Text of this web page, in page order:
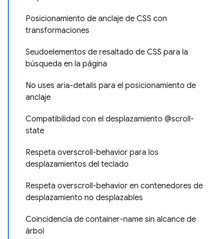
Posicionamiento de anclaje de CSS con
transformaciones
Seudoelementos de resaltado de CSS para la
búsqueda en la página
No uses aria-details para el posicionamiento de
anclaje
Compatibilidad con el desplazamiento @scroll-
state
Respeta overscroll-behavior para los
desplazamientos del teclado
Respeta overscroll-behavior en contenedores de
desplazamiento no desplazables
Coincidencia de container-name sin alcance de
árbol